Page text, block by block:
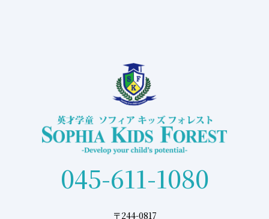
045-611-1080
〒244-0817